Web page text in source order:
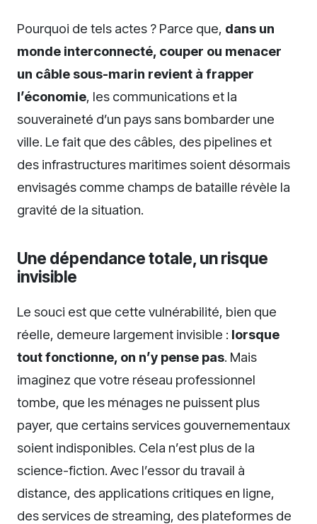
Pourquoi de tels actes ? Parce que, dans un
monde interconnecté, couper ou menacer
un câble sous-marin revient à frapper
l’économie, les communications et la
souveraineté d’un pays sans bombarder une
ville. Le fait que des câbles, des pipelines et
des infrastructures maritimes soient désormais
envisagés comme champs de bataille révèle la
gravité de la situation.
Une dépendance totale, un risque
invisible
Le souci est que cette vulnérabilité, bien que
réelle, demeure largement invisible : lorsque
tout fonctionne, on n’y pense pas. Mais
imaginez que votre réseau professionnel
tombe, que les ménages ne puissent plus
payer, que certains services gouvernementaux
soient indisponibles. Cela n’est plus de la
science-fiction. Avec l’essor du travail à
distance, des applications critiques en ligne,
des services de streaming, des plateformes de